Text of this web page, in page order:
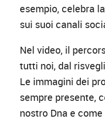
esempio, celebra
sui suoi canali
Nel video, il
tutti noi, dal
Le immagini dei
sempre presente,
nostro Dna e